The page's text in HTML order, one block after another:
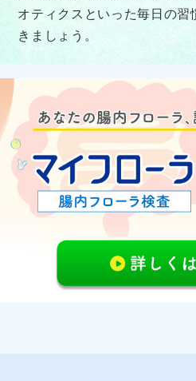
オティクスといった毎日の習
きましょう。